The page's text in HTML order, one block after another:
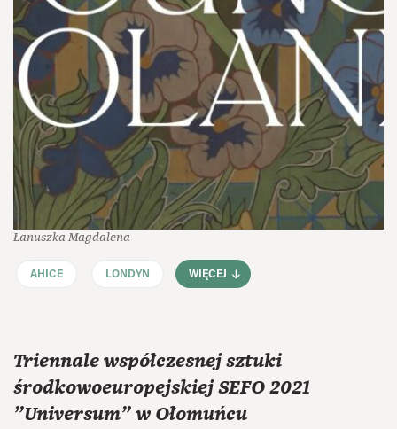
Łanuszka Magdalena
AHICE LONDYN WIĘCEJ
Triennale współczesnej sztuki
środkowoeuropejskiej SEFO 2021
"Universum" w Ołomuńcu